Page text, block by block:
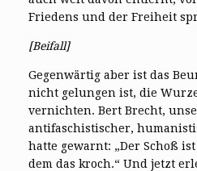
Friedens und der Freiheit
[Beifall]
Gegenwärtig aber ist das
nicht gelungen ist, die
vernichten. Bert Brecht,
antifaschistischer,
hatte gewarnt: „Der Schoß
dem das kroch.“ Und jetzt